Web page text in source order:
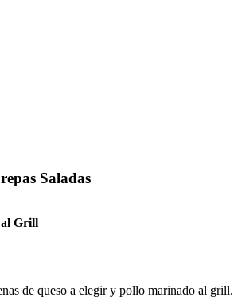
Saladas
al Grill
de queso a elegir y pollo marinado al grill.